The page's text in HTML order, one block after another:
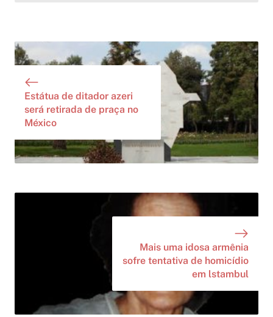
Estátua de ditador azeri
será retirada de praça no
México
Mais uma idosa armênia
sofre tentativa de homicídio
em lstambul